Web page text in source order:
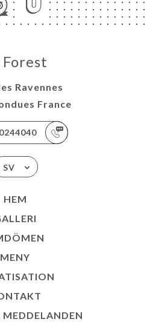
Forest
Ravennes
France
SV
HEM
MENY
MEDDELANDEN